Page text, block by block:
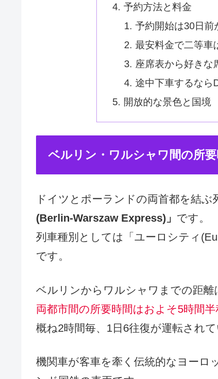
予約方法と料金
予約開始は30日前
最安料金で二等車
座席表から好きな
途中下車するなら
開放的な景色と国境
ベルリン・ワルシャワ間の所
ドイツとポーランドの両首都を結ぶ
(Berlin-Warszaw Express)」 です。
列車種別としては「ユーロシティ
です。
ベルリンからワルシャワまでの距離
両都市間の所要時間はおよそ5時間
概ね2時間毎、1日6往復が運転され
機関車が客車を牽く伝統的なヨーロ